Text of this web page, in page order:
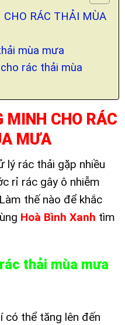
RÁC THẢI MÙA
mùa mưa
rác thải mùa
MINH CHO RÁC
MƯA
lý rác thải gặp nhiều
rỉ rác gây ô nhiễm
thế nào để khắc
Hoà Bình Xanh tìm
thải mùa mưa
có thể tăng lên đến